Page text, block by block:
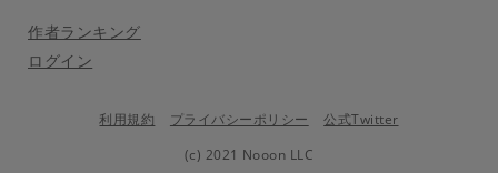
作者ランキング
ログイン
利用規約 プライバシーポリシー
公式Twitter
(c) 2021 Nooon LLC